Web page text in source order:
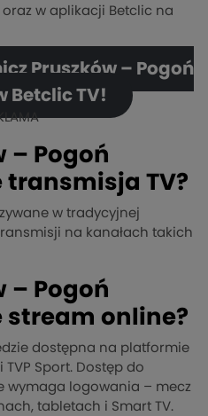
w aplikacji Betclic na
Pruszków – Pogoń
Betclic TV!
– Pogoń
transmisja TV?
w tradycyjnej
na kanałach takich
– Pogoń
stream online?
dostępna na platformie
Sport. Dostęp do
wymaga logowania – mecz
tabletach i Smart TV.